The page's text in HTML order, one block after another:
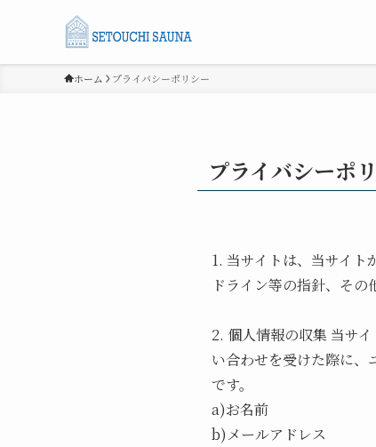
ホーム プライバシーポリシー
プライバシーポ
1. 当サイトは、当サイ
ドライン等の指針、その
2. 個人情報の収集 当サ
い合わせを受けた際に、
です。
a)お名前
b)メールアドレス